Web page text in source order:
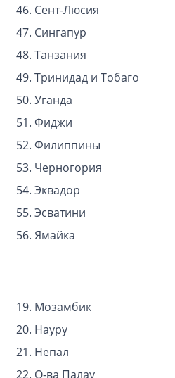
Сент-Люсия
Сингапур
Танзания
Тринидад и Тобаго
Уганда
Фиджи
Филиппины
Черногория
Эквадор
Эсватини
Ямайка
Мозамбик
Науру
Непал
О-ва Палау